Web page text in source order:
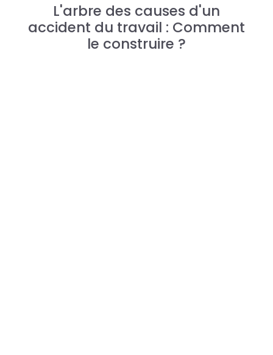
L'arbre des causes d'un
accident du travail : Comment
le construire ?